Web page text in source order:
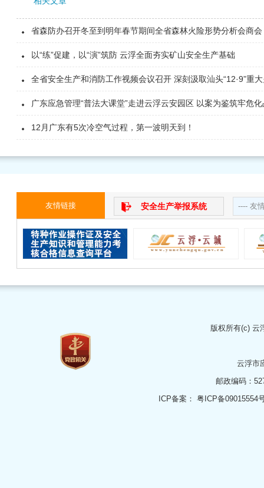
省森防办召开冬至到明年春节期间全省森林火险形势分析会商会
以“练”促建，以“演”筑防 云浮全面夯实矿山安全生产基础
全省安全生产和消防工作视频会议召开 深刻汲取汕头“12·9”重
广东应急管理“普法大课堂”走进云浮云安园区 以案为鉴筑牢危
12月广东有5次冷空气过程，第一波明天到！
友情链接 安全生产举报系统 ---- 友
版权所有(c) 云
云浮市
邮政编码：
ICP备案： 粤ICP备09015554